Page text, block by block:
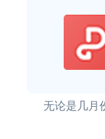
无论是几月份